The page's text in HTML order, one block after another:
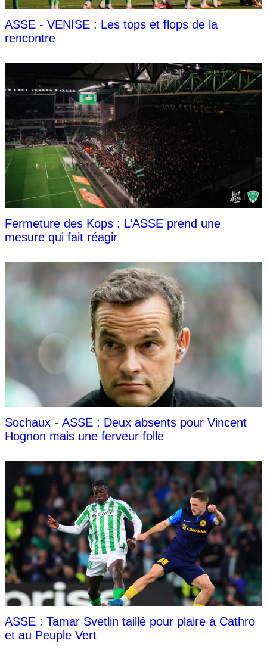
ASSE - VENISE : Les tops et flops de la
rencontre
Fermeture des Kops : L’ASSE prend une
mesure qui fait réagir
Sochaux - ASSE : Deux absents pour Vincent
Hognon mais une ferveur folle
ASSE : Tamar Svetlin taillé pour plaire à Cathro
et au Peuple Vert